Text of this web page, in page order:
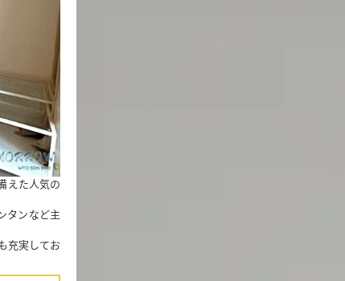
えた人気の
タンなど主
充実してお